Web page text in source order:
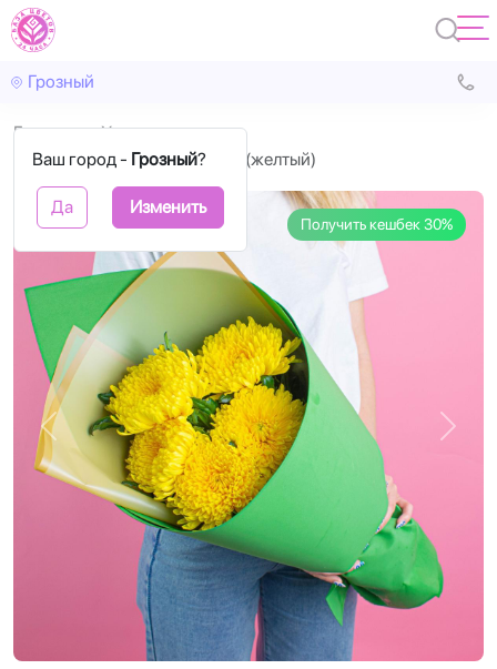
Грозный
Ваш город - Грозный?
Да Изменить
Главная
Хризантема
Хризантема одноголовая (желтый)
Получить кешбек 30%
Назад